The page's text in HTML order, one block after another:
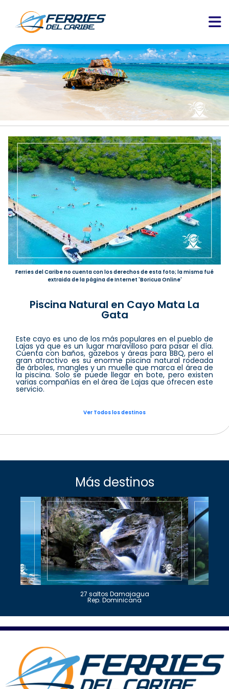
Ferries del Caribe no cuenta con los derechos de esta foto; la misma fué
extraida de la página de Internet 'Boricua Online'
Piscina Natural en Cayo Mata La
Gata
Este cayo es uno de los más populares en el pueblo de
Lajas ya que es un lugar maravilloso para pasar el día.
Cuenta con baños, gazebos y áreas para BBQ, pero el
gran atractivo es su enorme piscina natural rodeada
de árboles, mangles y un muelle que marca el área de
la piscina. Solo se puede llegar en bote, pero existen
varias compañías en el área de Lajas que ofrecen este
servicio.
Ver Todos los destinos
Más destinos
27 saltos Damajagua
Rep. Dominicana